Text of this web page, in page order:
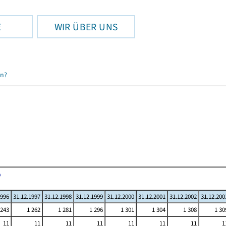
WIR ÜBER UNS
31.12.1997 31.12.1998 31.12.1999 31.12.2000 31.12.2001 31.12.2002
1 262 1 281 1 296 1 301 1 304 1 308
1
11
11 11 11 11 11 11